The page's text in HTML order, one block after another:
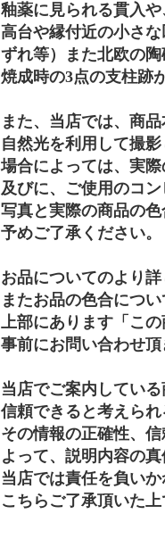
釉薬に見られる貫入
高台や縁付近の小さ
ずれ等）また北欧の
焼成時の3点の支柱跡
また、当店では、商
自然光を利用して撮
場合によっては、実
及びに、ご使用のコ
写真と実際の商品の
予めご了承ください。
お品についてのより
またお品の色合につ
上部にあります「こ
事前にお問い合わせ
当店でご案内してい
信頼できると考えら
その情報の正確性、
よって、説明内容の
当店では責任を負い
こちらご了承頂いた